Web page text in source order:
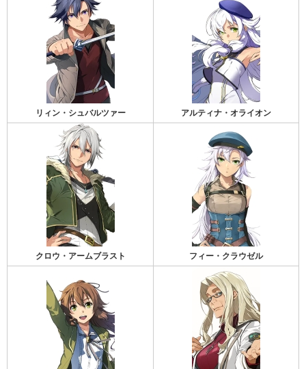
リィン・シュバルツァー アルティナ・オライオン
クロウ・アームブラスト フィー・クラウゼル